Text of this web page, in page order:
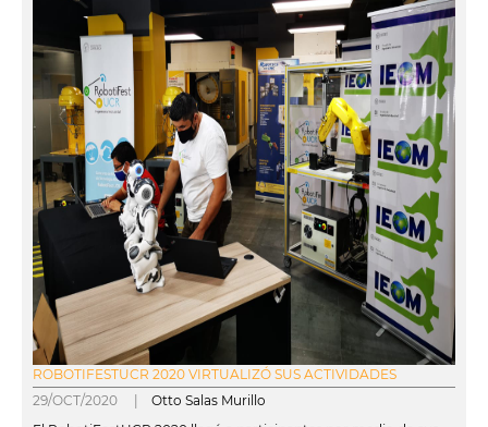
ROBOTIFESTUCR 2020 VIRTUALIZÓ SUS ACTIVIDADES
29/OCT/2020 | Otto Salas Murillo